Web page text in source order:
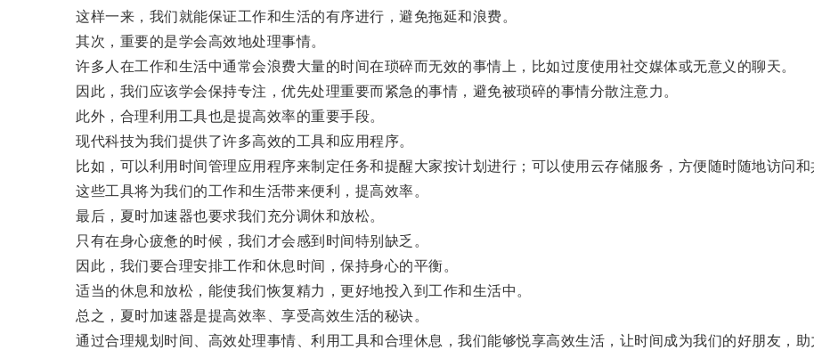
这样一来，我们就能保证工作和生活的有序进行，避免拖延和浪费。
其次，重要的是学会高效地处理事情。
许多人在工作和生活中通常会浪费大量的时间在琐碎而无效的事情上，比如过度使用社交媒体或无意义的聊天。
因此，我们应该学会保持专注，优先处理重要而紧急的事情，避免被琐碎的事情分散注意力。
此外，合理利用工具也是提高效率的重要手段。
现代科技为我们提供了许多高效的工具和应用程序。
比如，可以利用时间管理应用程序来制定任务和提醒大家按计划进行；可以使用云存储服务，方便随时随地访问和
这些工具将为我们的工作和生活带来便利，提高效率。
最后，夏时加速器也要求我们充分调休和放松。
只有在身心疲惫的时候，我们才会感到时间特别缺乏。
因此，我们要合理安排工作和休息时间，保持身心的平衡。
适当的休息和放松，能使我们恢复精力，更好地投入到工作和生活中。
总之，夏时加速器是提高效率、享受高效生活的秘诀。
通过合理规划时间、高效处理事情、利用工具和合理休息，我们能够悦享高效生活，让时间成为我们的好朋友，助